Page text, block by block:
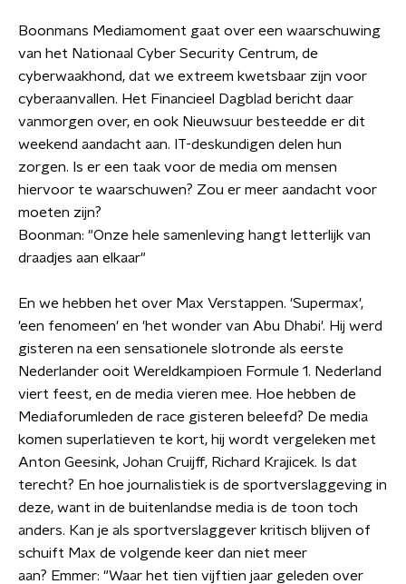
Boonmans Mediamoment gaat over een waarschuwing
van het Nationaal Cyber Security Centrum, de
cyberwaakhond, dat we extreem kwetsbaar zijn voor
cyberaanvallen. Het Financieel Dagblad bericht daar
vanmorgen over, en ook Nieuwsuur besteedde er dit
weekend aandacht aan. IT-deskundigen delen hun
zorgen. Is er een taak voor de media om mensen
hiervoor te waarschuwen? Zou er meer aandacht voor
moeten zijn?
Boonman: "Onze hele samenleving hangt letterlijk van
draadjes aan elkaar"
En we hebben het over Max Verstappen. 'Supermax',
'een fenomeen' en 'het wonder van Abu Dhabi'. Hij werd
gisteren na een sensationele slotronde als eerste
Nederlander ooit Wereldkampioen Formule 1. Nederland
viert feest, en de media vieren mee. Hoe hebben de
Mediaforumleden de race gisteren beleefd? De media
komen superlatieven te kort, hij wordt vergeleken met
Anton Geesink, Johan Cruijff, Richard Krajicek. Is dat
terecht? En hoe journalistiek is de sportverslaggeving in
deze, want in de buitenlandse media is de toon toch
anders. Kan je als sportverslaggever kritisch blijven of
schuift Max de volgende keer dan niet meer
aan? Emmer: "Waar het tien vijftien jaar geleden over